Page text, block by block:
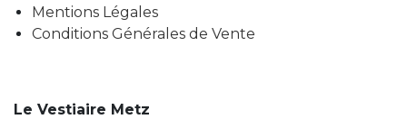
Mentions Légales
Conditions Générales de Vente
Le Vestiaire Metz